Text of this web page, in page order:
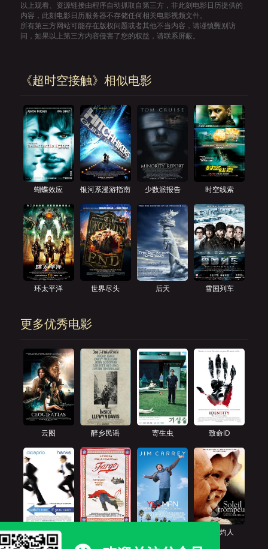
以上观看、资源链接由程序自动抓取自第三方，非此刻电影日历提供的
内容，此刻电影日历服务器不存储任何相关电影视频文件。
所有第三方网站可能存在版权问题或者其他不当内容，请谨慎甄别访
问，如果以上第三方内容侵害了您的权益，请联系屏蔽。
《超时空接触》相似电影
蝴蝶效应 银河系漫游指南 少数派报告 时空线索
环太平洋 世界尽头 后天 雪国列车
更多优秀电影
云图 醉乡民谣 寄生虫 致命ID
猫鼠游戏 烈日灼人